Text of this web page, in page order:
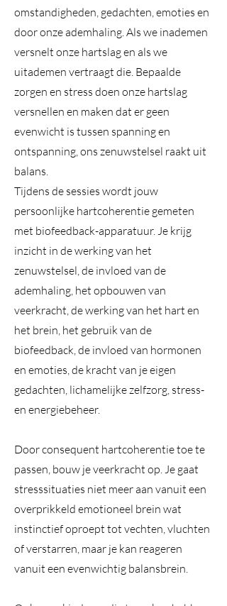
omstandigheden, gedachten, emoties en
door onze ademhaling. Als we inademen
versnelt onze hartslag en als we
uitademen vertraagt die. Bepaalde
zorgen en stress doen onze hartslag
versnellen en maken dat er geen
evenwicht is tussen spanning en
ontspanning, ons zenuwstelsel raakt uit
balans.
Tijdens de sessies wordt jouw
persoonlijke hartcoherentie gemeten
met biofeedback-apparatuur. Je krijg
inzicht in de werking van het
zenuwstelsel, de invloed van de
ademhaling, het opbouwen van
veerkracht, de werking van het hart en
het brein, het gebruik van de
biofeedback, de invloed van hormonen
en emoties, de kracht van je eigen
gedachten, lichamelijke zelfzorg, stress-
en energiebeheer.
Door consequent hartcoherentie toe te
passen, bouw je veerkracht op. Je gaat
stresssituaties niet meer aan vanuit een
overprikkeld emotioneel brein wat
instinctief oproept tot vechten, vluchten
of verstarren, maar je kan reageren
vanuit een evenwichtig balansbrein.